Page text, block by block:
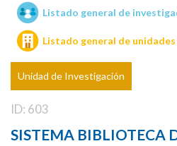
Unidades de
Listado general de
Listado general de
Unidad de Investigación
ID: 603
SISTEMA BIBLIOTECA